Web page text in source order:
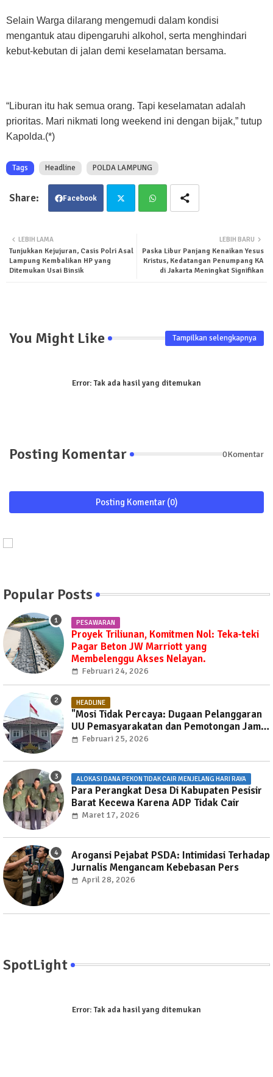
Selain Warga dilarang mengemudi dalam kondisi
mengantuk atau dipengaruhi alkohol, serta menghindari
kebut-kebutan di jalan demi keselamatan bersama.
“Liburan itu hak semua orang. Tapi keselamatan adalah
prioritas. Mari nikmati long weekend ini dengan bijak,” tutup
Kapolda.(*)
Tags Headline POLDA LAMPUNG
Facebook
ter tsa
LEBIH BARU
Paska Libur Panjang Kenaikan Yesus
Kristus, Kedatangan Penumpang KA
di Jakarta Meningkat Signifikan
LEBIH LAMA
Tunjukkan Kejujuran, Casis Polri Asal
Lampung Kembalikan HP yang
Ditemukan Usai Binsik
You Might Like Tampilkan selengkapnya
Error:Tak ada hasil yang ditemukan
Posting Komentar 0Komentar
Posting Komentar (0)
Popular Posts
PESAWARAN
Proyek Triliunan, Komitmen Nol: Teka-teki
Pagar Beton JW Marriott yang
Membelenggu Akses Nelayan.
Februari 24, 2026
HEADLINE
"Mosi Tidak Percaya: Dugaan Pelanggaran
UU Pemasyarakatan dan Pemotongan Jam
Layanan Publik di Rutan Way Huwi."
Februari 25, 2026
ALOKASI DANA PEKON TIDAK CAIR MENJELANG HARI RAYA
Para Perangkat Desa Di Kabupaten Pesisir
Barat Kecewa Karena ADP Tidak Cair
Maret 17, 2026
Arogansi Pejabat PSDA: Intimidasi Terhadap
Jurnalis Mengancam Kebebasan Pers
April 28, 2026
SpotLight
Error:Tak ada hasil yang ditemukan